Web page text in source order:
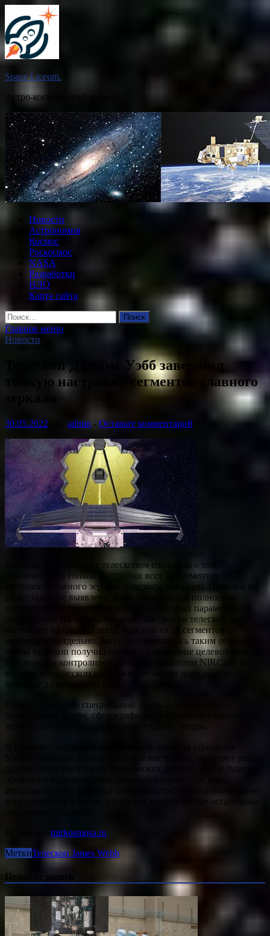
содержимому
Space Liceum.
Астро-космический журнал.
Новости
Астрономия
Космос
Роскосмос
NASA
Разработки
НЛО
Карта сайта
Найти:
Главное меню
Новости
Телескоп Джеймс Уэбб завершил
тонкую настройку сегментов главного
30.05.2022 admin - Оставьте комментарий
Команда работающая с телескопом сообщила о том, что
основной этап тонкой настройки всех 18 сегментов 6,5-
метрового главного зеркала телескопа завершен. Проблем на
этой стадии не выявлено, и входные данные полностью
соответствуют спецификации, а в некоторых параметрах ее
превосходят. На начальном этапе настройки телескоп был
направлен на одну из звезд. Каждый из 18 сегментов
наблюдал ее отдельно. Затем они смещались таким образом,
чтобы телескоп получил единое изображение целевой звезды.
Наблюдения контролировались инструментом NIRCam. На
все еще техническом изображении звезды даже видны
фоновые далекие галактики.
Также с помощью специальной линзы NIRCam сделал
своеобразное селфи, сфотографировав сегменты главного
В течение следующих шести недель команда «Джеймса
Уэбба» проведет дополнительные настройки, проверит работу
других инструментов на технических данных. Затем будет
проведена корректировка, если она потребуется. На
всех сегментов зеркала, чтобы исключить любые остаточные
mirkosmosa.ru
МеткиТелескоп James Webb
Похожие записи